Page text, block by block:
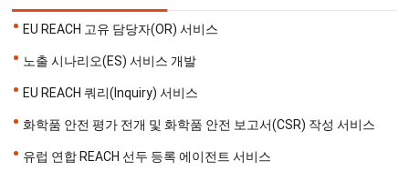
• EU REACH 고유 담당자(OR) 서비스
• 노출 시나리오(ES) 서비스 개발
• EU REACH 쿼리(Inquiry) 서비스
• 화학품 안전 평가 전개 및 화학품 안전 보고서(CSR) 작성 서비스
• 유럽 연합 REACH 선두 등록 에이전트 서비스